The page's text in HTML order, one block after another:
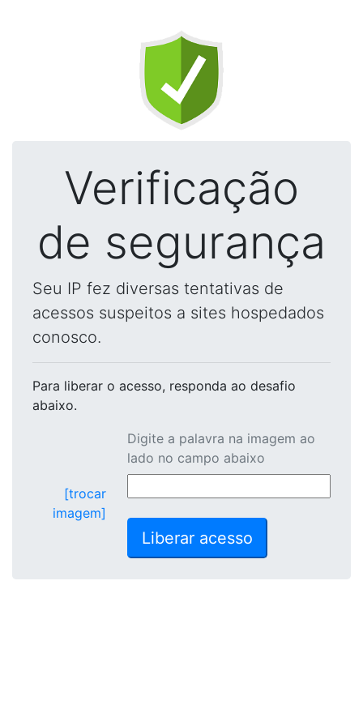
Verificação
de segurança
Seu IP fez diversas tentativas de
acessos suspeitos a sites hospedados
conosco.
Para liberar o acesso, responda ao desafio
abaixo.
[trocar
imagem]
Digite a palavra na imagem ao
lado no campo abaixo